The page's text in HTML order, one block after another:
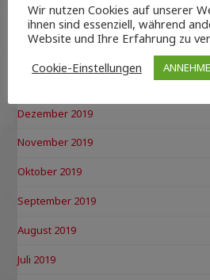
März 2020
Dezember 2019
November 2019
Oktober 2019
September 2019
August 2019
Juli 2019
Wir nutzen Cookies auf unserer
ihnen sind essenziell, während
Website und Ihre Erfahrung zu
Cookie-Einstellungen